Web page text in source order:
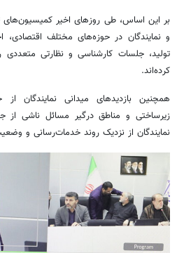
و نمایندگان در حوزه‌های مختلف اقتصادی،
تولید، جلسات کارشناسی و نظارتی متعددی
کرده‌اند.
همچنین بازدیدهای میدانی نمایندگان از
زیرساختی و مناطق درگیر مسائل ناشی از
نمایندگان از نزدیک روند خدمات‌رسانی و